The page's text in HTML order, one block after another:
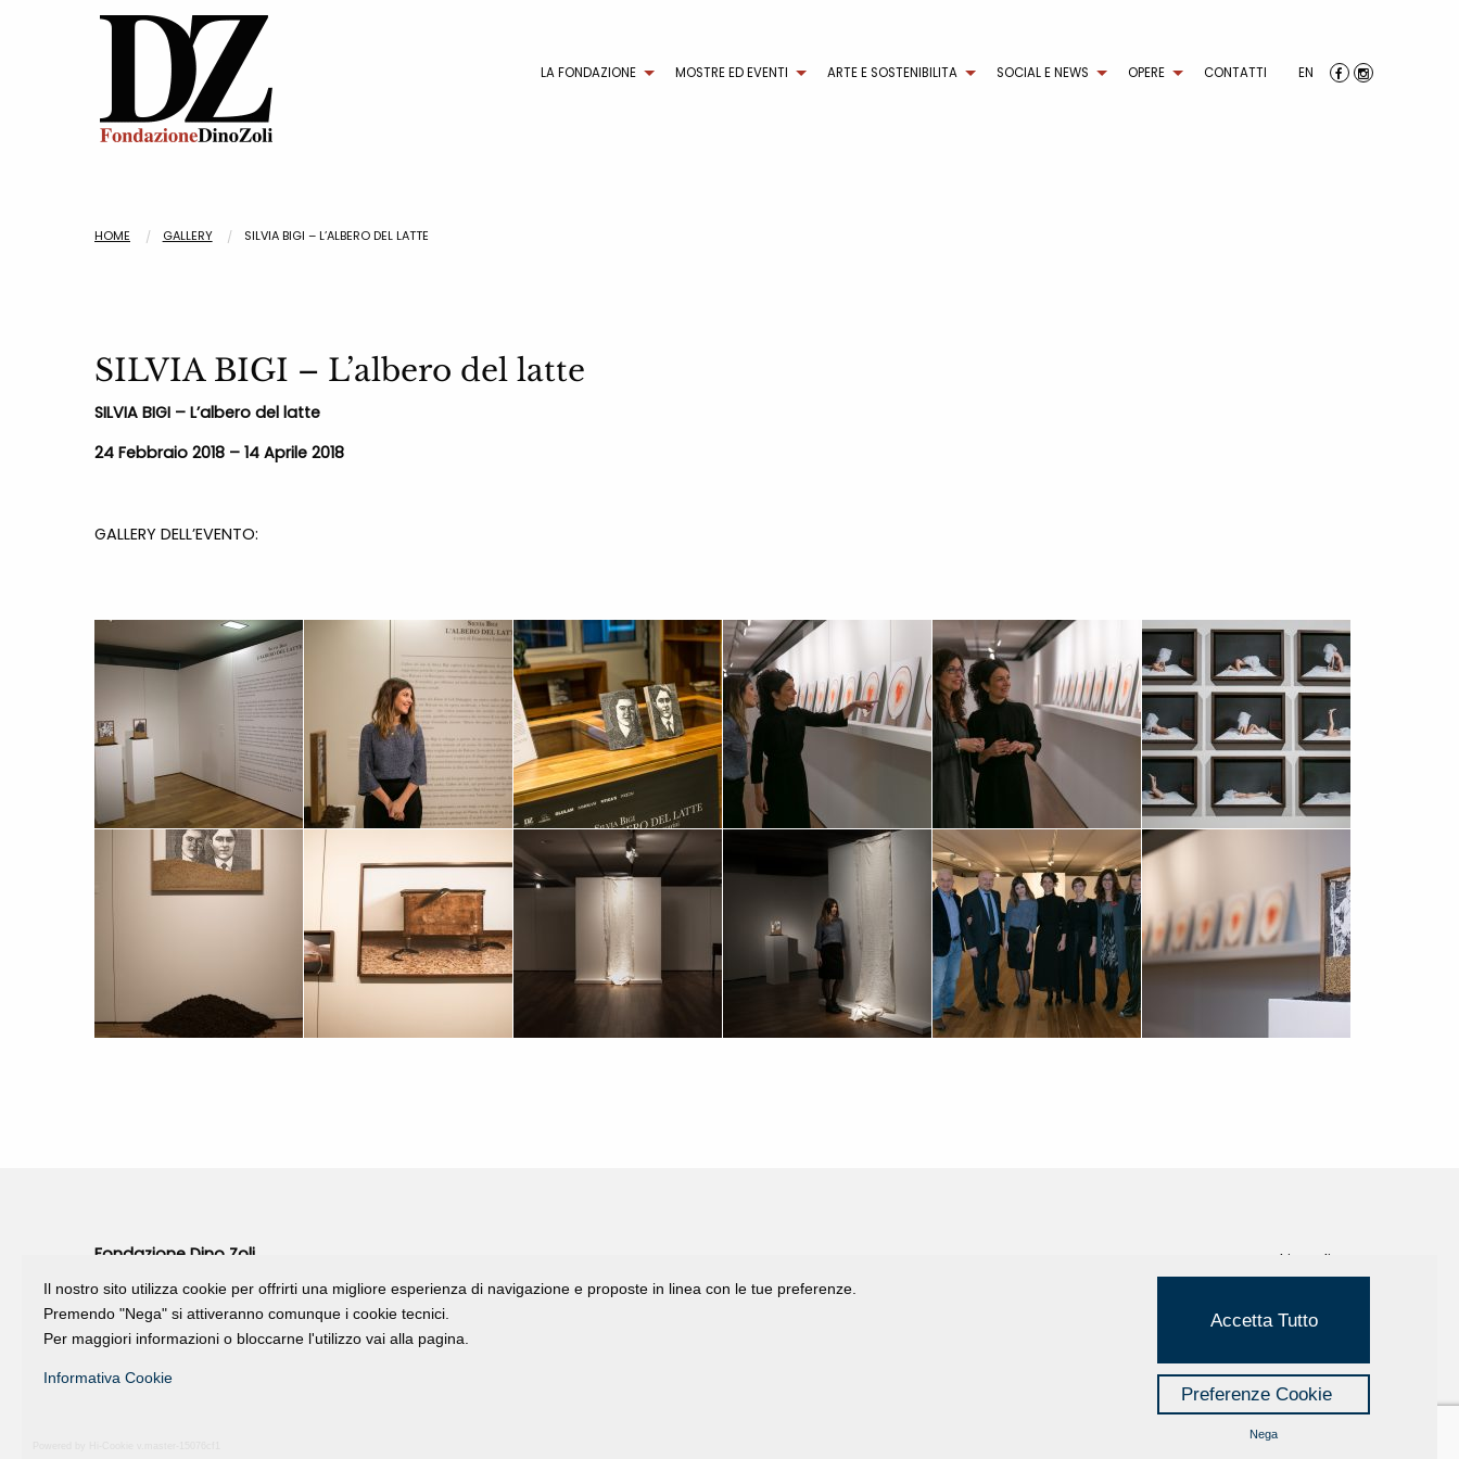
LA FONDAZIONE MOSTRE ED EVENTI ARTE E SOSTENIBILITA SOCIAL E NEWS OPERE CONTATTI EN
HOME GALLERY SILVIA BIGI – L’ALBERO DEL LATTE
SILVIA BIGI – L’albero del latte
SILVIA BIGI – L’albero del latte
24 Febbraio 2018 – 14 Aprile 2018
GALLERY DELL’EVENTO:
Fondazione Dino Zoli
viale Bologna 288, Forlì
Fondo dot. euro 285.000 i.v.
CF e P.IVA 03692820404
Isc.Reg Per.Giu. n. 10404
Cookie Policy
Managed by Hi-Net
Il nostro sito utilizza cookie per offrirti una migliore esperienza di navigazione e proposte in linea con le tue preferenze.
Premendo "Nega" si attiveranno comunque i cookie tecnici.
Per maggiori informazioni o bloccarne l'utilizzo vai alla pagina.
Informativa Cookie
Accetta Tutto
Preferenze Cookie
Nega